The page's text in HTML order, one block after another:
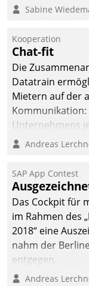
verändern und
Sabine
Kooperation
Chat-fit
Die
Datatrain
Mietern auf der
Unternehmens
Mitarbeiter oder
Andreas
SAP App Contest
Das Cockpit für
im Rahmen des
2018“ eine
nahm der
entgegen.
Andreas